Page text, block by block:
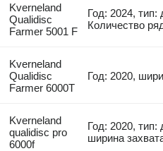
Kverneland
Qualidisc
Farmer 5001 F
Год: 2024, тип:
Количество
Kverneland
Qualidisc
Farmer 6000T
Год: 2020,
Kverneland
qualidisc pro
6000f
Год: 2020, тип:
ширина